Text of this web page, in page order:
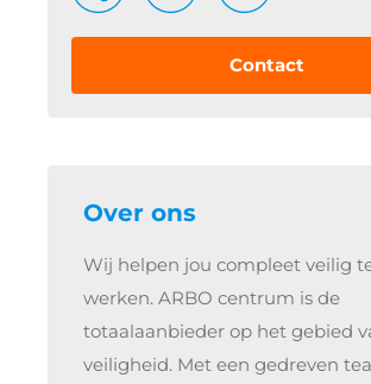
Contact
Over ons
Wij helpen jou compleet veilig
werken. ARBO centrum is de
totaalaanbieder op het gebied
veiligheid. Met een gedreven